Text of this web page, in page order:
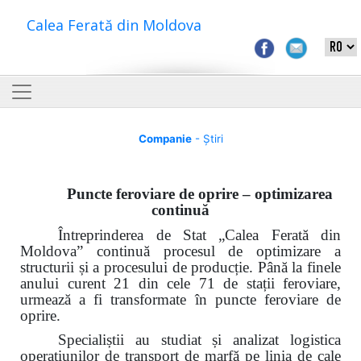
Calea Ferată din Moldova
Companie- Știri
Puncte feroviare de oprire – optimizarea
continuă
Întreprinderea de Stat „Calea Ferată din
Moldova” continuă procesul de optimizare a
structurii și a procesului de producție. Până la finele
anului curent 21 din cele 71 de stații feroviare,
urmează a fi transformate în puncte feroviare de
oprire.
Specialiștii au studiat și analizat logistica
operațiunilor de transport de marfă pe linia de cale